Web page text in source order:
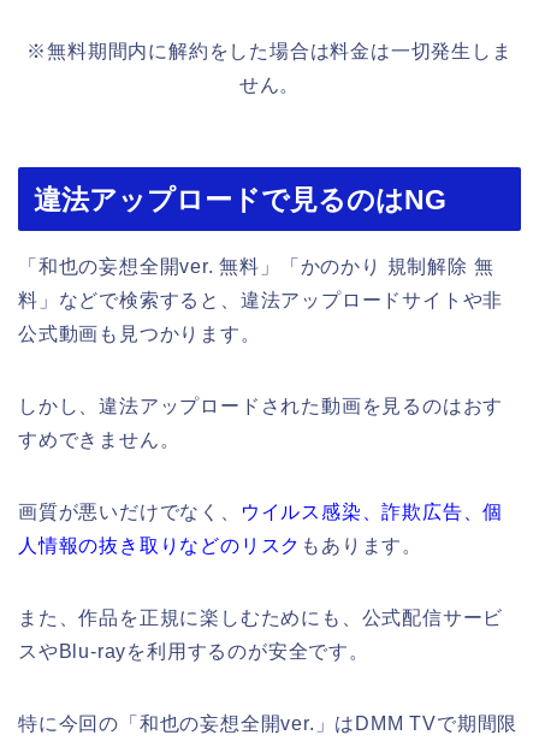
※無料期間内に解約をした場合は料金は一切発生しま
せん。
違法アップロードで見るのはNG
「和也の妄想全開ver. 無料」「かのかり 規制解除 無
料」などで検索すると、違法アップロードサイトや非
公式動画も見つかります。
しかし、違法アップロードされた動画を見るのはおす
すめできません。
画質が悪いだけでなく、
ウイルス感染、詐欺広告、個
人情報の抜き取りなどのリスク もあります。
また、作品を正規に楽しむためにも、公式配信サービ
スやBlu-rayを利用するのが安全です。
特に今回の「和也の妄想全開ver.」はDMM TVで期間限